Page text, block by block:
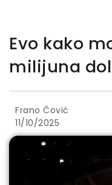
Evo kako
milijuna
Frano Čović
11/10/2025